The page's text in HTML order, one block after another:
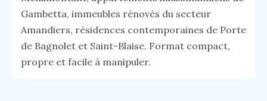
Gambetta, immeubles rénovés du secteur
Amandiers, résidences contemporaines de Porte
de Bagnolet et Saint-Blaise. Format compact,
propre et facile à manipuler.